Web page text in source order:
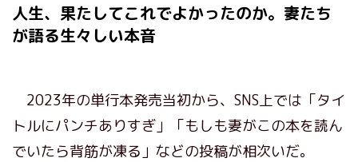
人生、果たしてこれでよかったのか。妻たち
が語る生々しい本音
2023年の単行本発売当初から、SNS上では「タイ
トルにパンチありすぎ」「もしも妻がこの本を読ん
でいたら背筋が凍る」などの投稿が相次いだ。